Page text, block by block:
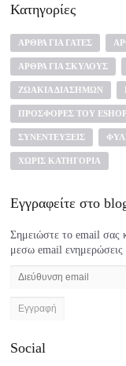
Κατηγορίες
ΆΡΘΡΑ ΓΙΑ ΓΆΤΕΣ
ΆΡΘΡΑ ΓΙΑ ΣΚΎΛΟΥΣ
ΖΩΆΚΙΑ ΔΙΑΣΉΜΩΝ
ΠΡΟΣΦΟΡΈΣ ΤΟΥ
ΣΥΝΕΝΤΕΎΞΕΙΣ
ΧΩΡΊΣ ΚΑΤΗΓΟΡΊΑ
Εγγραφείτε στο
Σημειώστε το email σας
μεσω email ενημερώσεις
Διεύθυνση
Social